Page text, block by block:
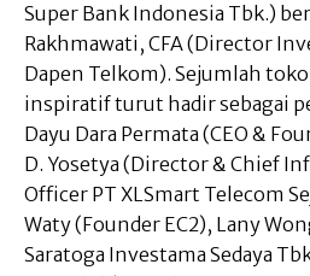
Super Bank Indonesia Tbk.)
Rakhmawati, CFA (Director
Dapen Telkom). Sejumlah
inspiratif turut hadir sebagai
Dayu Dara Permata (CEO &
D. Yosetya (Director & Chief
Officer PT XLSmart Telecom
Waty (Founder EC2), Lany
Saratoga Investama Sedaya